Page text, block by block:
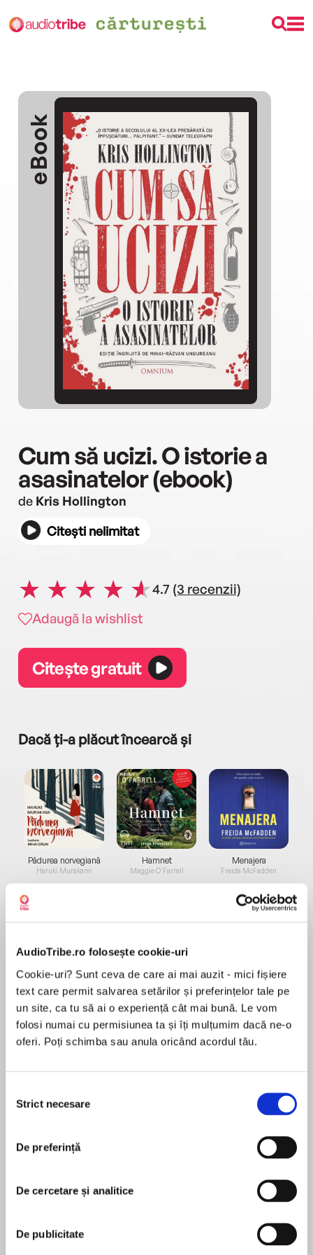
AudioTribe.ro folosește cookie-uri
Cookie-uri? Sunt ceva de care ai mai auzit - mici fișiere
text care permit salvarea setărilor și preferințelor tale pe
un site, ca tu să ai o experiență cât mai bună. Le vom
folosi numai cu permisiunea ta și îți mulțumim dacă ne-o
oferi. Poți schimba sau anula oricând acordul tău.
consimțământului
Strict necesare
De preferință
De cercetare și analitice
De publicitate
eBook
Cum să ucizi. O istorie a
asasinatelor (ebook)
de Kris Hollington
Citești nelimitat
4.7 (3 recenzii)
Adaugă la wishlist
Citește gratuit
Dacă ți-a plăcut încearcă și
Pădurea norvegiană
Haruki Murakami
Elita de Argint (Elita
de...
Dani Francis
Hamnet
Maggie O'Farrell
Diavolul se îmbracă de
la...
Lauren Weisberger
Menajera
Freida McFadden
Migdală
Sohn Won-pyung
Bombe ascunse în cele mai nebănuite locuri,
mitraliere extrem de sofisticate, moluște-
artele marțiale, avioane „dotate” cu explozibil,
umbrele mortale și, din când în când, chiar și o
Acestea sunt doar câteva dintre metodele care
MAI MULT
În acest moment nu există recenzii